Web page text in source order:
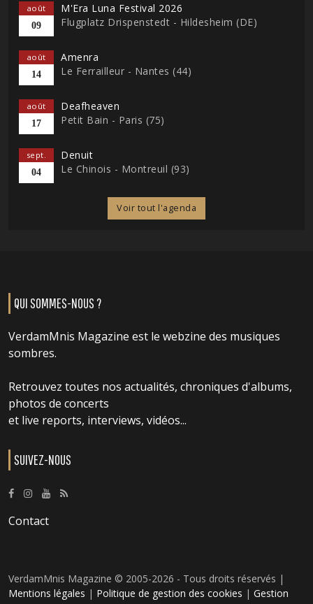
août
09
M'Era Luna Festival 2026
Flugplatz Drispenstedt - Hildesheim (DE)
août
14
Amenra
Le Ferrailleur - Nantes (44)
août
17
Deafheaven
Petit Bain - Paris (75)
sept.
04
Denuit
Le Chinois - Montreuil (93)
Voir tout l'agenda
QUI SOMMES-NOUS ?
VerdamMnis Magazine est le webzine des musiques
sombres.
Retrouvez toutes nos actualités, chroniques d'albums,
photos de concerts
et live reports, interviews, vidéos...
SUIVEZ-NOUS
Contact
VerdamMnis Magazine © 2005-2026 - Tous droits réservés |
Mentions légales | Politique de gestion des cookies | Gestion